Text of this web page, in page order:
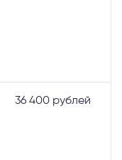
36 400 рублей